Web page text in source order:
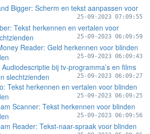
Bigger: Scherm en tekst aanpassen voor
25-09-2023 07:09:55
Tekst herkennen en vertalen voor
25-09-2023 06:09:59
Reader: Geld herkennen voor blinden
25-09-2023 06:09:43
bij tv-programma’s en films
slechtzienden
25-09-2023 06:09:27
Tekst herkennen en vertalen voor blinden
25-09-2023 06:09:25
Scanner: Tekst herkennen voor blinden
25-09-2023 06:09:56
Reader: Tekst-naar-spraak voor blinden